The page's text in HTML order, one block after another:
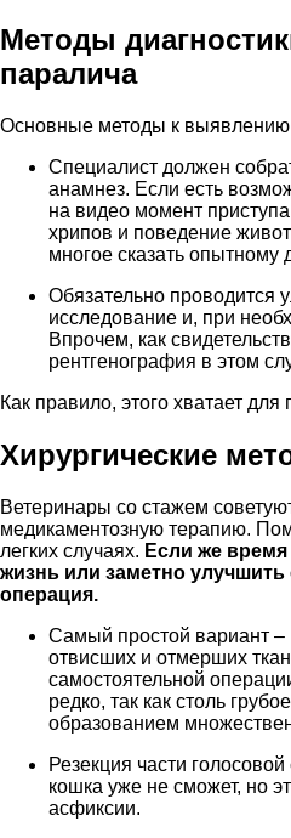
Методы
паралича
Основные методы к выявлению
Специалист должен
анамнез. Если есть
на видео момент приступа
хрипов и поведение
многое сказать опытному
Обязательно проводится
исследование и, при
Впрочем, как
рентгенография в этом
Как правило, этого хватает для
Хирургические
Ветеринары со стажем
медикаментозную терапию.
легких случаях. Если же
жизнь или заметно улучшить
операция.
Самый простой вариант –
отвисших и отмерших
самостоятельной
редко, так как столь
образованием
Резекция части
кошка уже не сможет, но
асфиксии.